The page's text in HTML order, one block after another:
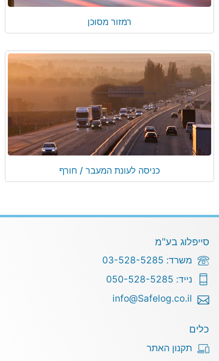
רמזור מסוכן
כניסה לעונת המעבר / חורף
סייפלוג בע"מ
משרד: 03-528-5285
נייד: 050-528-5285
info@Safelog.co.il
כלים
תקנון האתר